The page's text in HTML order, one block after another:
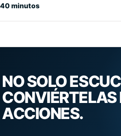
40 minutos
NO SOLO
CONVIÉRTELAS
ACCIONES.